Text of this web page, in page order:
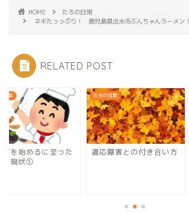
HOME
たろの日常
ネギたっっぷり！ 鹿児島県出水市ぶんちゃんラーメン！
RELATED POST
日常
グを始めるに至った
と現状①
たろの日常
適応障害との付き合い方